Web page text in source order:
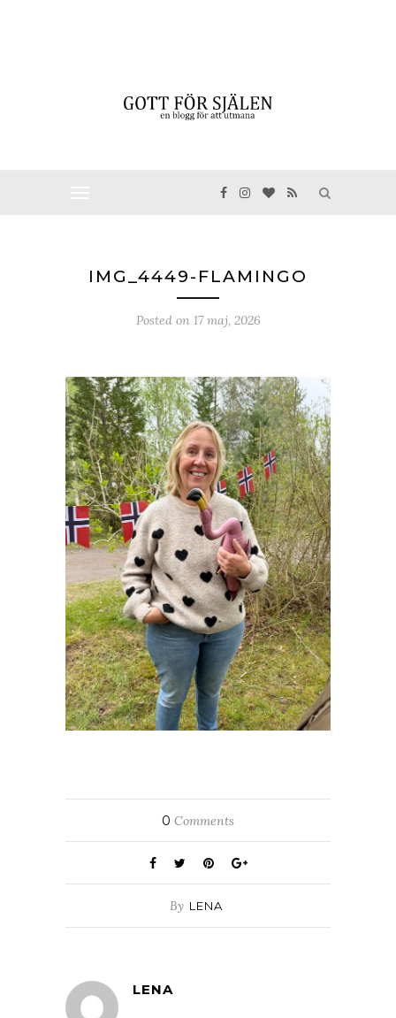
IMG_4449-FLAMINGO
Posted on 17 maj, 2026
0 Comments
By LENA
LENA